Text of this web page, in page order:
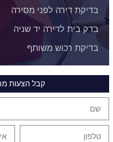
בדיקת דירה לפני מסירה
בדק בית לדירה יד שניה
בדיקת רכוש משותף
קבל הצעות